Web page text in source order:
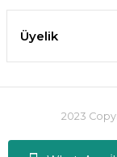
Üyelik
2023